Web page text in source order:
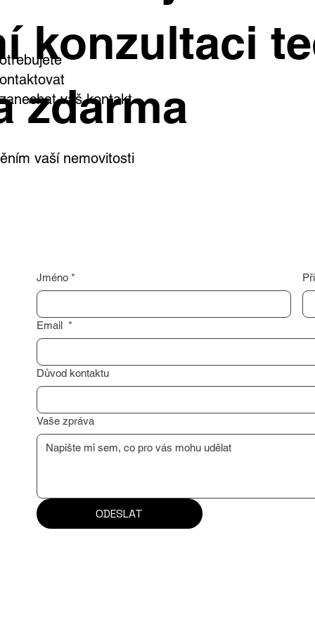
konzultaci
zdarma
váš kontakt
vaší nemovitosti
Jméno *
Email *
Důvod kontaktu
Vaše zpráva
ODESLAT